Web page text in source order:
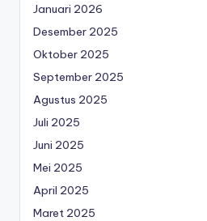
Januari 2026
Desember 2025
Oktober 2025
September 2025
Agustus 2025
Juli 2025
Juni 2025
Mei 2025
April 2025
Maret 2025